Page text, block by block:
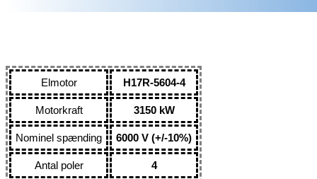
Elmotor H17R-5604-4
Motorkraft 3150 kW
Nominel spænding 6000 V (+/-10%)
Antal poler 4